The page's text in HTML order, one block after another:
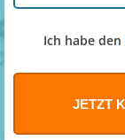
Ich habe den